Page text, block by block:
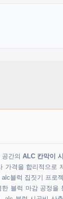
간의 ALC 칸막이
가격을 합리적으로
블럭 집짓기 프로
블럭 마감 공정을